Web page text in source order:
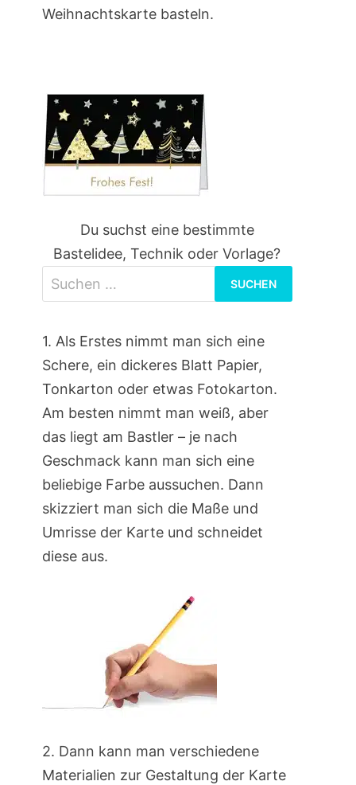
Weihnachtskarte basteln.
Du suchst eine bestimmte
Bastelidee, Technik oder Vorlage?
nach:
1. Als Erstes nimmt man sich eine
Schere, ein dickeres Blatt Papier,
Tonkarton oder etwas Fotokarton.
Am besten nimmt man weiß, aber
das liegt am Bastler – je nach
Geschmack kann man sich eine
beliebige Farbe aussuchen. Dann
skizziert man sich die Maße und
Umrisse der Karte und schneidet
diese aus.
2. Dann kann man verschiedene
Materialien zur Gestaltung der Karte